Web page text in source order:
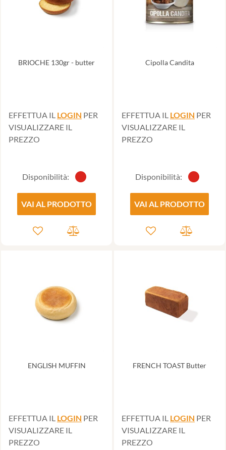
BRIOCHE 130gr - butter
EFFETTUA IL LOGIN PER
VISUALIZZARE IL
PREZZO
Disponibilità:
VAI AL PRODOTTO
Cipolla Candita
EFFETTUA IL LOGIN PER
VISUALIZZARE IL
PREZZO
Disponibilità:
VAI AL PRODOTTO
ENGLISH MUFFIN
EFFETTUA IL LOGIN PER
VISUALIZZARE IL
PREZZO
FRENCH TOAST Butter
EFFETTUA IL LOGIN PER
VISUALIZZARE IL
PREZZO